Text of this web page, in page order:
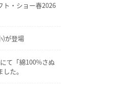
ト・ショー春2026
)が登場
て「綿100%さぬ
た。